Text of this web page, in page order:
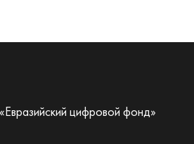
цифровой фонд»